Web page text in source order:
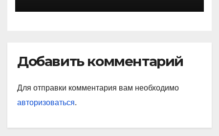
Добавить комментарий
Для отправки комментария вам необходимо
авторизоваться.